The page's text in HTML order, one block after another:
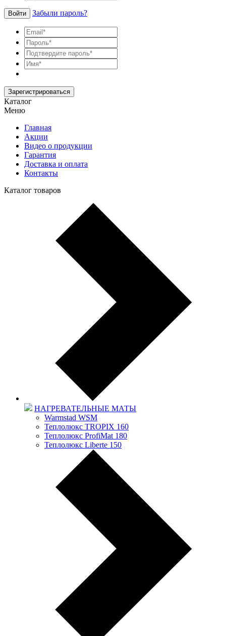
Войти Забыли пароль?
Зарегистрироваться
Каталог
Меню
Главная
Акции
Видео о продукции
Гарантия
Доставка и оплата
Контакты
Каталог товаров
НАГРЕВАТЕЛЬНЫЕ МАТЫ
Warmstad WSM
Теплолюкс TROPIX 160
Теплолюкс ProfiMat 180
Теплолюкс Liberte 150